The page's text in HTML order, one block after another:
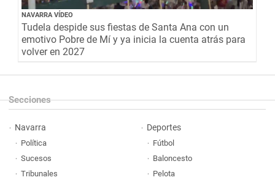
NAVARRA VÍDEO
Tudela despide sus fiestas de Santa Ana con un
emotivo Pobre de Mí y ya inicia la cuenta atrás para
volver en 2027
Secciones
Navarra
Política
Sucesos
Tribunales
Deportes
Fútbol
Baloncesto
Pelota